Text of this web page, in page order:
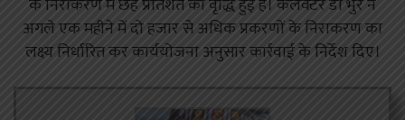
के निराकरण में छह प्रतिशत की वृद्धि हुई है। कलेक्टर डॉ भुरे ने
अगले एक महीने में दो हजार से अधिक प्रकरणों के निराकरण का
लक्ष्य निर्धारित कर कार्ययोजना अनुसार कार्रवाई के निर्देश दिए।